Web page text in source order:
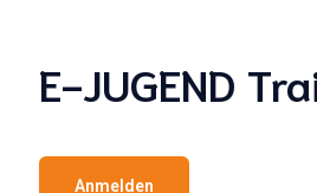
E-JUGEND
Anmelden